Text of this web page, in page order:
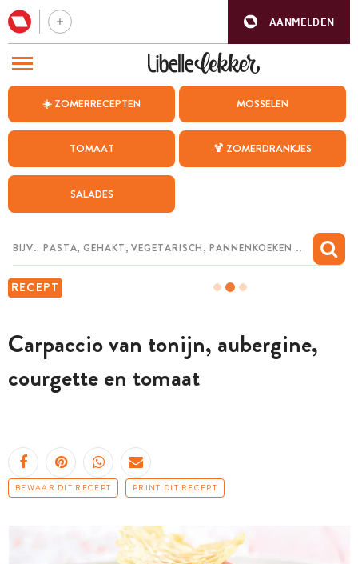
AANMELDEN
☀️ ZOMERRECEPTEN MOSSELEN
TOMAAT 🍹 ZOMERDRANKJES
SALADES
RECEPT
Carpaccio van tonijn, aubergine,
courgette en tomaat
BEWAAR DIT RECEPT PRINT DIT RECEPT
BEZOEK ONZE ANDERE WEBSITES
WEEKMENU
CHAT MET MAIA
MIJN BEWAARDE RECEPTEN